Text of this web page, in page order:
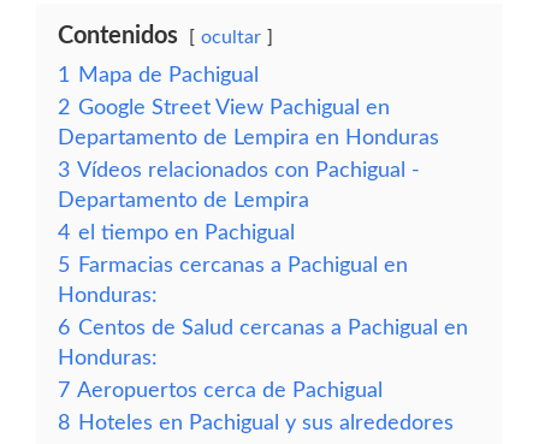
Contenidos ocultar
1
Mapa de Pachigual
2 Google Street View Pachigual en
Departamento de Lempira en Honduras
3 Vídeos relacionados con Pachigual -
Departamento de Lempira
4 el tiempo en Pachigual
5 Farmacias cercanas a Pachigual en
Honduras:
6 Centos de Salud cercanas a Pachigual en
Honduras:
7 Aeropuertos cerca de Pachigual
8 Hoteles en Pachigual y sus alrededores